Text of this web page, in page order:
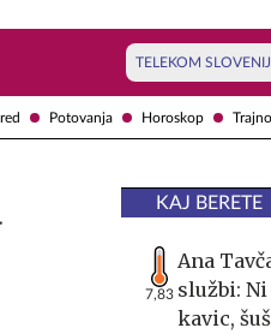
Potovanja Horoskop
TELEKOM
KAJ BERETE
7,83
Ana
službi:
kavic,